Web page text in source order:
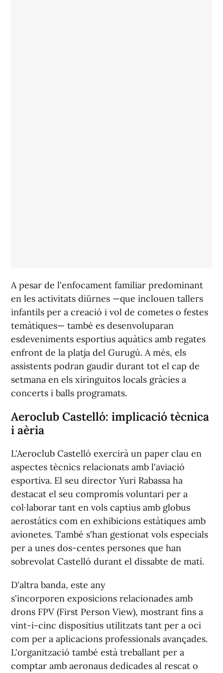
A pesar de l'enfocament familiar predominant
en les activitats diürnes —que inclouen tallers
infantils per a creació i vol de cometes o festes
temàtiques— també es desenvoluparan
esdeveniments esportius aquàtics amb regates
enfront de la platja del Gurugú. A més, els
assistents podran gaudir durant tot el cap de
setmana en els xiringuitos locals gràcies a
concerts i balls programats.
Aeroclub Castelló: implicació tècnica
i aèria
L'Aeroclub Castelló exercirà un paper clau en
aspectes tècnics relacionats amb l'aviació
esportiva. El seu director Yuri Rabassa ha
destacat el seu compromís voluntari per a
col·laborar tant en vols captius amb globus
aerostàtics com en exhibicions estàtiques amb
avionetes. També s'han gestionat vols especials
per a unes dos-centes persones que han
sobrevolat Castelló durant el dissabte de matí.
D'altra banda, este any
s'incorporen exposicions relacionades amb
drons FPV (First Person View), mostrant fins a
vint-i-cinc dispositius utilitzats tant per a oci
com per a aplicacions professionals avançades.
L'organització també està treballant per a
comptar amb aeronaus dedicades al rescat o